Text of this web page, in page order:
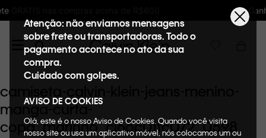
de R$600 Ganhe 10% de GIFTBACK em
Atenção: não enviamos mensagens
sobre frete ou transportadoras. Todo o
pagamento acontece no ato da sua
compra.
Cuidado com golpes.
AVISO DE COOKIES
Olá, este é o nosso Aviso de Cookies. Quando você visita
nosso site ou usa um aplicativo móvel, nós colocamos um ou
camiseta-calvin-klein-jeans-menino-
manga-curta-
copa_marinho_cj6oc01tc072_0598